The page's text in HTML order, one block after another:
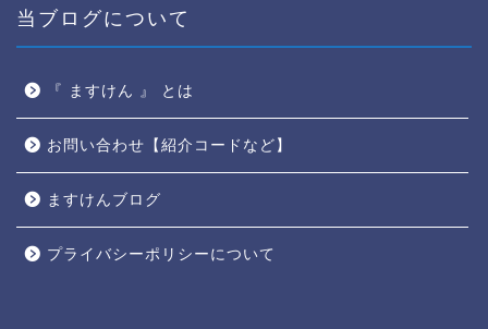
当ブログについて
『 ますけん 』 とは
お問い合わせ【紹介コードなど】
ますけんブログ
プライバシーポリシーについて